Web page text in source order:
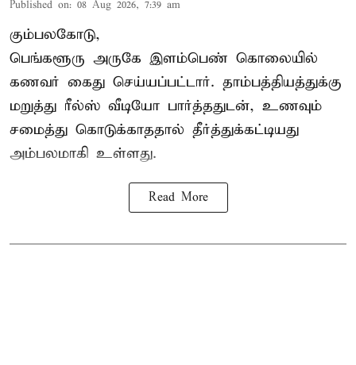
Published on: 08 Aug 2026, 7:39 am
கும்பலகோடு,
பெங்களூரு அருகே இளம்பெண் கொலையில்
கணவர் கைது செய்யப்பட்டார். தாம்பத்தியத்துக்கு
மறுத்து ரீல்ஸ் வீடியோ பார்த்ததுடன், உணவும்
சமைத்து கொடுக்காததால் தீர்த்துக்கட்டியது
அம்பலமாகி உள்ளது.
Read More